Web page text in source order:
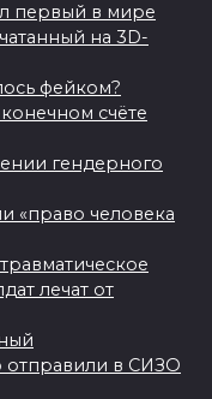
первый в мире
на 3D-
фейком?
счёте
гендерного
«право человека
лечат от
отправили в СИЗО